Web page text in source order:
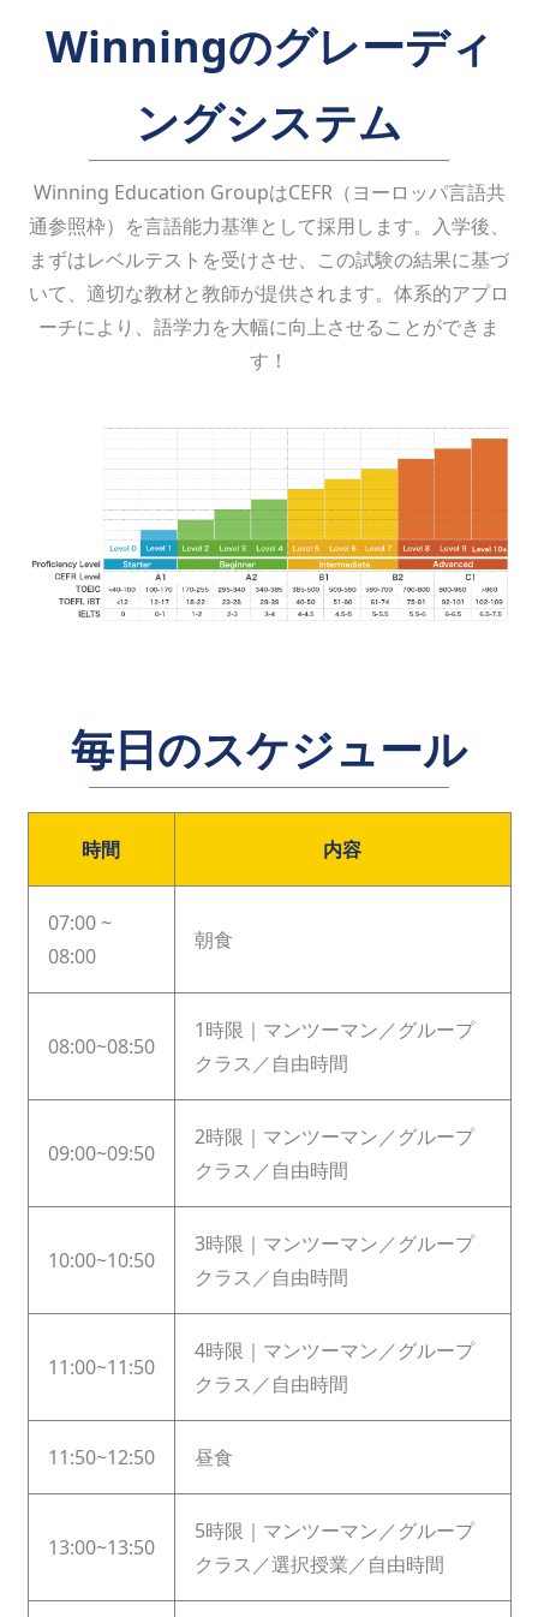
Winningのグレーディ
ングシステム
Winning Education GroupはCEFR（ヨーロッパ言語共
通参照枠）を言語能力基準として採用します。入学後、
まずはレベルテストを受けさせ、この試験の結果に基づ
いて、適切な教材と教師が提供されます。体系的アプロ
ーチにより、語学力を大幅に向上させることができま
す！
毎日のスケジュール
時間 内容
07:00 ~
08:00
朝食
08:00~08:50
1時限｜マンツーマン／グループ
クラス／自由時間
09:00~09:50
2時限｜マンツーマン／グループ
クラス／自由時間
10:00~10:50
3時限｜マンツーマン／グループ
クラス／自由時間
11:00~11:50
4時限｜マンツーマン／グループ
クラス／自由時間
11:50~12:50 昼食
13:00~13:50
5時限｜マンツーマン／グループ
クラス／選択授業／自由時間